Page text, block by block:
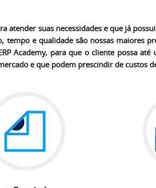
atender suas necessidades e que já
e qualidade são nossas maiores
Academy, para que o cliente possa
e que podem prescindir de custos